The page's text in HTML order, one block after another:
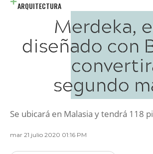
ARQUITECTURA
Merdeka,
diseñado con
segundo
Se ubicará en Malasia y tendrá 118
mar 21 julio 2020 01:16 PM